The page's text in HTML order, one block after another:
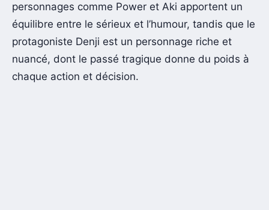
personnages comme Power et Aki apportent un
équilibre entre le sérieux et l’humour, tandis que le
protagoniste Denji est un personnage riche et
nuancé, dont le passé tragique donne du poids à
chaque action et décision.